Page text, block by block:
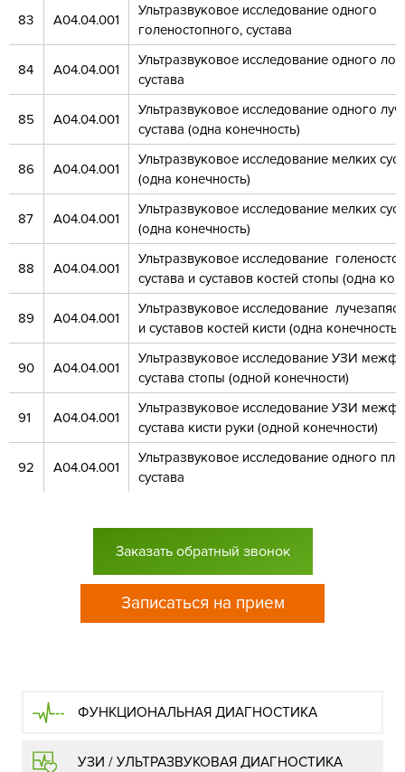
ФУНКЦИОНАЛЬНАЯ ДИАГНОСТИКА
УЗИ / УЛЬТРАЗВУКОВАЯ ДИАГНОСТИКА
83 А04.04.001
Ультразвуковое исследование одного
голеностопного, сустава
84 А04.04.001
Ультразвуковое исследование одного
сустава
85 А04.04.001
Ультразвуковое исследование одного
сустава (одна конечность)
86 А04.04.001
Ультразвуковое исследование мелких
(одна конечность)
87 А04.04.001
Ультразвуковое исследование мелких
(одна конечность)
88 А04.04.001
Ультразвуковое исследование
сустава и суставов костей стопы (одна
89 А04.04.001
Ультразвуковое исследование
и суставов костей кисти (одна конечность)
90 А04.04.001
Ультразвуковое исследование УЗИ
сустава стопы (одной конечности)
91 А04.04.001
Ультразвуковое исследование УЗИ
сустава кисти руки (одной конечности)
92 А04.04.001
Ультразвуковое исследование одного
сустава
Заказать обратный звонок
Записаться на прием